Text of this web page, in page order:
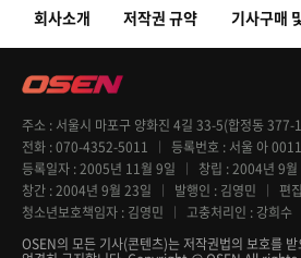
회사소개 저작권 규약 기사구매
주소
서울시 마포구 양화진 4길 33-5(합정동 377-
전화 070-4352-5011 등록번호
서울 아
등록일자 2005년 11월 9일 창립 2004년 9월
창간 2004년 9월 23일 발행인 김영민 편
청소년보호책임자 김영민 고충처리인
강희수
OSEN의 모든 기사(콘텐츠)는 저작권법의 보호를